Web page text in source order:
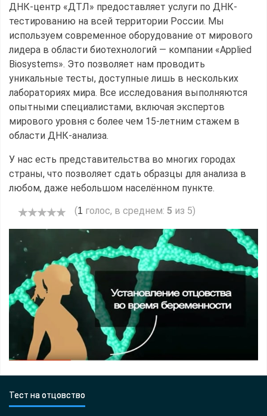
ДНК-центр «ДТЛ» предоставляет услуги по ДНК-
тестированию на всей территории России. Мы
используем современное оборудование от мирового
лидера в области биотехнологий — компании «Applied
Biosystems». Это позволяет нам проводить
уникальные тесты, доступные лишь в нескольких
лабораториях мира. Все исследования выполняются
опытными специалистами, включая экспертов
мирового уровня с более чем 15-летним стажем в
области ДНК-анализа.
У нас есть представительства во многих городах
страны, что позволяет сдать образцы для анализа в
любом, даже небольшом населённом пункте.
(1 голос, в среднем: 5 из 5)
Тест на отцовство